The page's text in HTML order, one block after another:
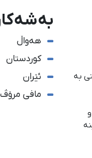
دەستی بە
هەواڵ
کوردستان
ئێران
مافی مرۆڤ